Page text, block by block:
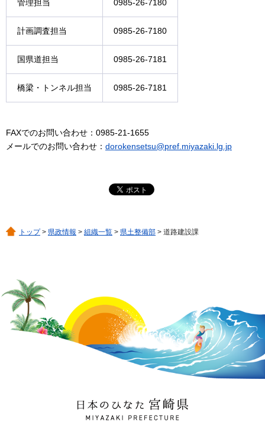
管理担当 0985-26-7180
計画調査担当 0985-26-7180
国県道担当 0985-26-7181
橋梁・トンネル担当 0985-26-7181
FAXでのお問い合わせ：0985-21-1655
メールでのお問い合わせ： dorokensetsu@pref.miyazaki.lg.jp
トップ> 県政情報 > 組織一覧 > 県土整備部 > 道路建設課
日本のひなた 宮崎県
MIYAZAKI PREFECTURE